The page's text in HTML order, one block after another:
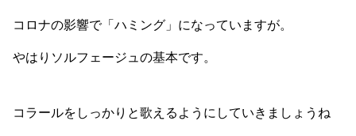
コロナの影響で「ハミング」になっていますが。
やはりソルフェージュの基本です。
コラールをしっかりと歌えるようにしていきましょうね